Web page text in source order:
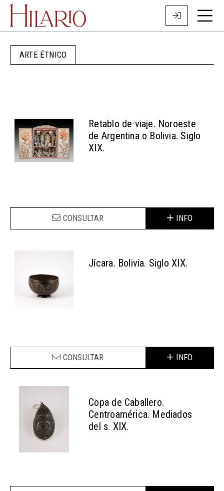
ARTE ÉTNICO
Retablo de viaje. Noroeste
de Argentina o Bolivia. Siglo
XIX.
CONSULTAR INFO
Jícara. Bolivia. Siglo XIX.
CONSULTAR INFO
Copa de Caballero.
Centroamérica. Mediados
del s. XIX.